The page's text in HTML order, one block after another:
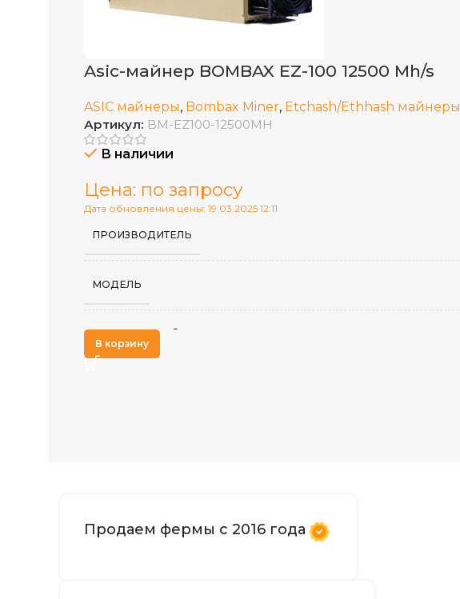
Asic-майнер BOMBAX EZ-100 12500 Mh/s
ASIC майнеры, Bombax Miner, Etchash/Ethhash майнеры
Артикул: BM-EZ100-12500MH
В наличии
Цена: по запросу
Дата обновления цены: 19.03.2025 12:11
ПРОИЗВОДИТЕЛЬ
МОДЕЛЬ
АЛГОРИТМ МАЙНИНГА
ОХЛАЖДЕНИЕ
В корзину
Продаем фермы с 2016 года